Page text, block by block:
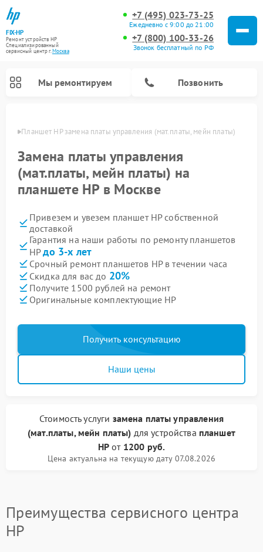
FIX-HP
Ремонт устройств HP
Специализированный
cервисный центр г.Москва
+7 (495) 023-73-25
Ежедневно с 9:00 до 21:00
+7 (800) 100-33-26
Звонок бесплатный по РФ
Мы ремонтируем Позвонить
Планшет HP замена платы управления (мат.платы, мейн платы)
Замена платы управления
(мат.платы, мейн платы) на
планшете HP в Москве
Привезем и увезем планшет HP собственной
доставкой
Гарантия на наши работы по ремонту планшетов
HPдо 3-х лет
Срочный ремонт планшетов HP в течении часа
Скидка для вас до 20%
Получите 1500 рублей на ремонт
Оригинальные комплектующие HP
Получить консультацию
Наши цены
Стоимость услуги замена платы управления
(мат.платы, мейн платы) для устройства планшет
HP от 1200 руб.
Цена актуальна на текущую дату 07.08.2026
Преимущества сервисного центра
HP